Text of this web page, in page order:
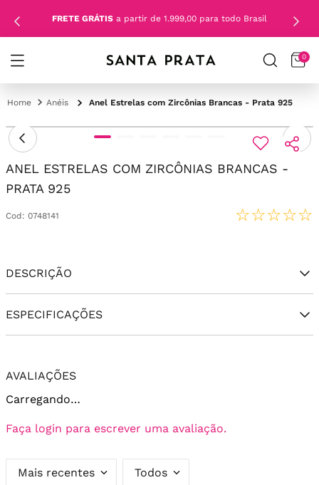
FRETE GRÁTIS a partir de 1.999,00 para todo Brasil
0
Anéis Anel Estrelas com Zircônias Brancas - Prata 925
ANEL ESTRELAS COM ZIRCÔNIAS BRANCAS -
PRATA 925
Cod : 0748141 ☆☆☆☆☆
DESCRIÇÃO
ESPECIFICAÇÕES
AVALIAÇÕES
Carregando…
Faça login para escrever uma avaliação.
Mais recentes Todos